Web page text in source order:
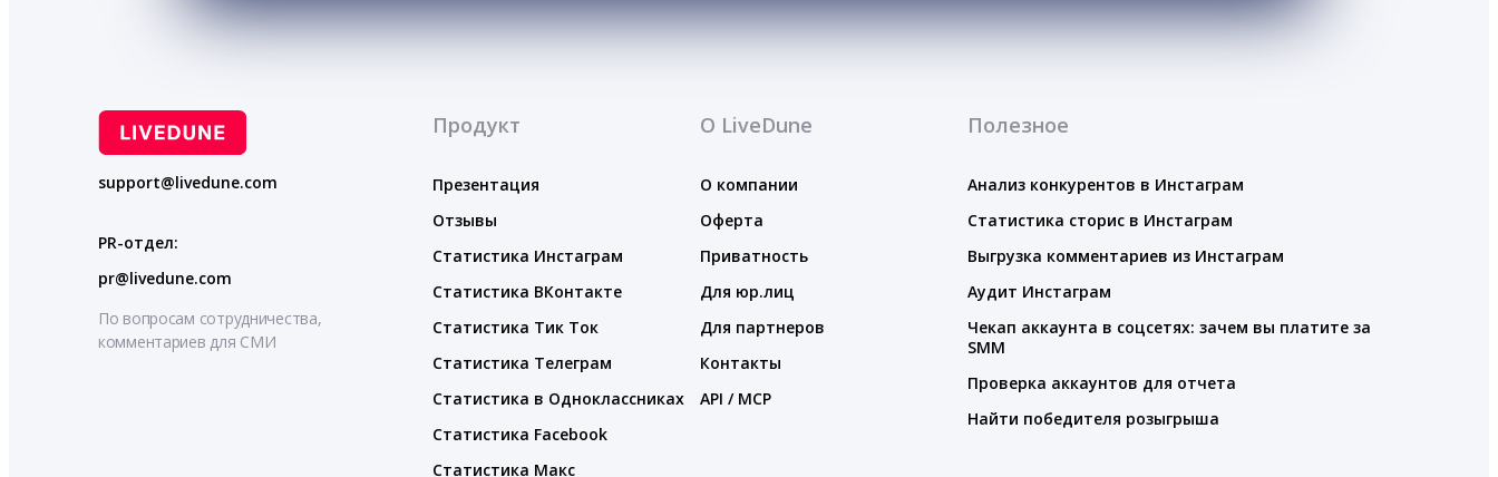
support@livedune.com
PR-отдел:
pr@livedune.com
По вопросам сотрудничества,
комментариев для СМИ
Продукт
Презентация
Отзывы
Статистика Инстаграм
Статистика ВКонтакте
Статистика Тик Ток
Статистика Телеграм
Статистика в Одноклассниках
Статистика Facebook
Статистика Макс
О LiveDune
О компании
Оферта
Приватность
Для юр.лиц
Для партнеров
Контакты
API / MCP
Полезное
Анализ конкурентов в Инстаграм
Статистика сторис в Инстаграм
Выгрузка комментариев из Инстаграм
Аудит Инстаграм
Чекап аккаунта в соцсетях: зачем вы платите за
SMM
Проверка аккаунтов для отчета
Найти победителя розыгрыша